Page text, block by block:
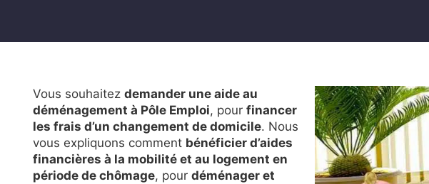
Vous souhaitezdemander une aide au
déménagement à Pôle Emploi, pourfinancer
les frais d’un changement de domicile. Nous
vous expliquons comment bénéficier d’aides
financières à la mobilité et au logement en
période de chômage, pourdéménager et